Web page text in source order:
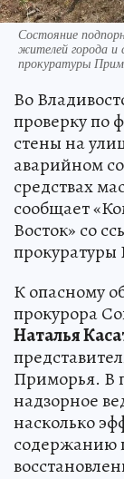
Состояние
жителей города и
прокуратуры
Во
проверку по
стены на
аварийном
средствах
сообщает
Восток» со
прокуратуры
К опасному
прокурора
Наталья
Приморья. В
надзорное
насколько
содержанию